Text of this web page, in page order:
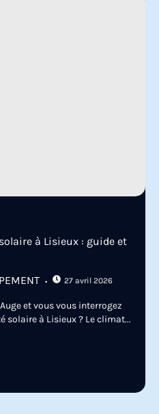
à Lisieux : guide et
27 avril 2026
et vous vous interrogez
solaire à Lisieux ? Le climat...